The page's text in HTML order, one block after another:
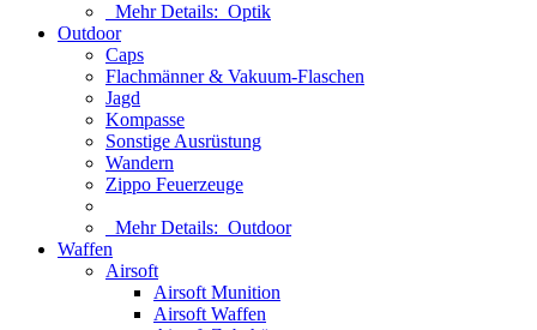
Mehr Details: Optik
Outdoor
Caps
Flachmänner & Vakuum-Flaschen
Jagd
Kompasse
Sonstige Ausrüstung
Wandern
Zippo Feuerzeuge
Mehr Details: Outdoor
Waffen
Airsoft
Airsoft Munition
Airsoft Waffen